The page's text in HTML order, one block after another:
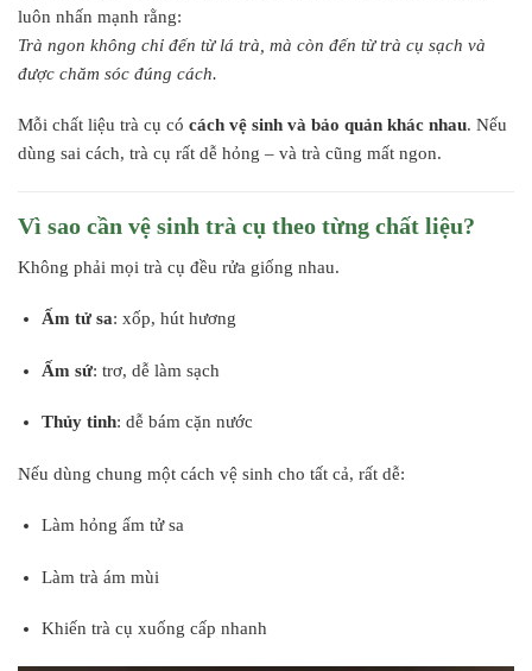
luôn nhấn mạnh rằng:
Trà ngon không chỉ đến từ lá trà, mà còn đến từ trà cụ sạch và
được chăm sóc đúng cách.
Mỗi chất liệu trà cụ có cách vệ sinh và bảo quản khác nhau. Nếu
dùng sai cách, trà cụ rất dễ hỏng – và trà cũng mất ngon.
Vì sao cần vệ sinh trà cụ theo từng chất liệu?
Không phải mọi trà cụ đều rửa giống nhau.
Ấm tử sa: xốp, hút hương
Ấm sứ: trơ, dễ làm sạch
Thủy tinh: dễ bám cặn nước
Nếu dùng chung một cách vệ sinh cho tất cả, rất dễ:
Làm hỏng ấm tử sa
Làm trà ám mùi
Khiến trà cụ xuống cấp nhanh